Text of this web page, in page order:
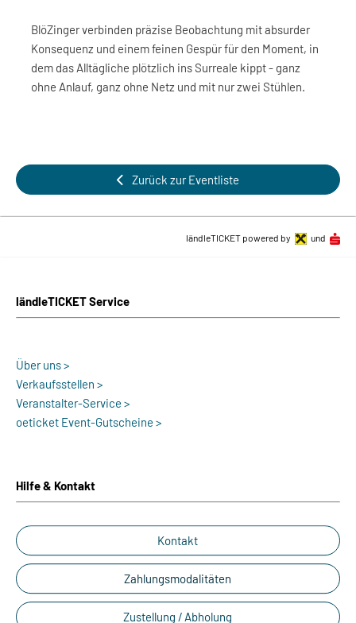
BlöZinger verbinden präzise Beobachtung mit absurder
Konsequenz und einem feinen Gespür für den Moment, in
dem das Alltägliche plötzlich ins Surreale kippt - ganz
ohne Anlauf, ganz ohne Netz und mit nur zwei Stühlen.
Zurück zur Eventliste
ländleTICKET Service
Über uns >
Verkaufsstellen >
Veranstalter-Service >
oeticket Event-Gutscheine >
Hilfe & Kontakt
Kontakt
Zahlungsmodalitäten
Zustellung / Abholung
ländleTICKET powered by und